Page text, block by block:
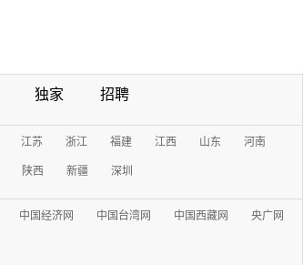
独家 招聘
江苏 浙江 福建 江西 山东 河南
陕西 新疆 深圳
中国经济网 中国台湾网 中国西藏网 央广网